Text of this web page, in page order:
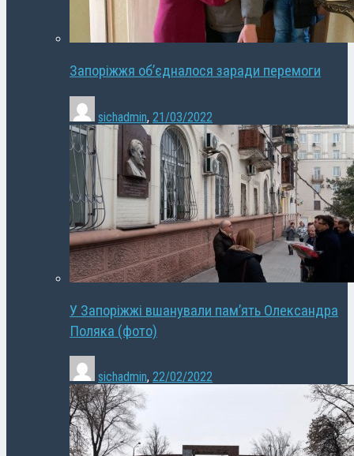
Запоріжжя об’єдналося заради перемоги
sichadmin, 21/03/2022
У Запоріжжі вшанували пам’ять Олександра
Поляка (фото)
sichadmin, 22/02/2022